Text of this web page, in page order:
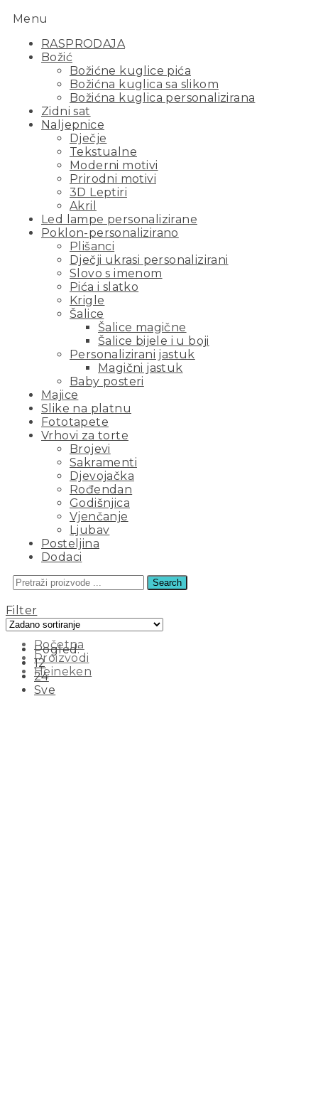
Menu
RASPRODAJA
Božić
Božićne kuglice pića
Božićna kuglica sa slikom
Božićna kuglica personalizirana
Zidni sat
Naljepnice
Dječje
Tekstualne
Moderni motivi
Prirodni motivi
3D Leptiri
Akril
Led lampe personalizirane
Poklon-personalizirano
Plišanci
Dječji ukrasi personalizirani
Slovo s imenom
Pića i slatko
Krigle
Šalice
Šalice magične
Šalice bijele i u boji
Personalizirani jastuk
Magični jastuk
Baby posteri
Majice
Slike na platnu
Fototapete
Vrhovi za torte
Brojevi
Sakramenti
Djevojačka
Rođendan
Godišnjica
Vjenčanje
Ljubav
Posteljina
Dodaci
Search
HEINEKEN
Početna
Proizvodi
Heineken
Filter
Pogled:
12
24
Sve